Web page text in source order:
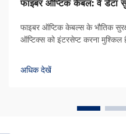
फाइबर ऑप्टिक केबल: वे डेटा
फाइबर ऑप्टिक केबल्स के भौतिक
ऑप्टिक्स को इंटरसेप्ट करना
विद्युत संकेतों के जैसे कि ओ...
अधिक देखें